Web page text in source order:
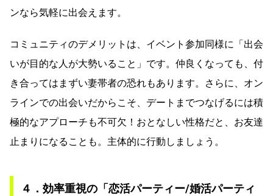
ンなら気軽に出会えます。
コミュニティのデメリットは、イベント参加同様に「出会
いが目的な人が大勢いること」です。仲良くなっても、付
き合ってはまずい妻帯者の恐れもあります。さらに、オン
ラインでの出会いだからこそ、デートまでつなげるには積
極的なアプローチも不可欠！おとなしい性格だと、お友達
止まりになることも。主体的に行動しましょう。
４．効率重視の「恋活パーティー/婚活パーティ